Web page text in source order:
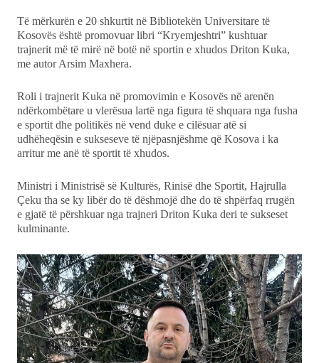
Të mërkurën e 20 shkurtit në Bibliotekën Universitare të
Kosovës është promovuar libri “Kryemjeshtri” kushtuar
trajnerit më të mirë në botë në sportin e xhudos Driton Kuka,
me autor Arsim Maxhera.
Roli i trajnerit Kuka në promovimin e Kosovës në arenën
ndërkombëtare u vlerësua lartë nga figura të shquara nga fusha
e sportit dhe politikës në vend duke e cilësuar atë si
udhëheqësin e sukseseve të njëpasnjëshme që Kosova i ka
arritur me anë të sportit të xhudos.
Ministri i Ministrisë së Kulturës, Rinisë dhe Sportit, Hajrulla
Çeku tha se ky libër do të dëshmojë dhe do të shpërfaq rrugën
e gjatë të përshkuar nga trajneri Driton Kuka deri te sukseset
kulminante.